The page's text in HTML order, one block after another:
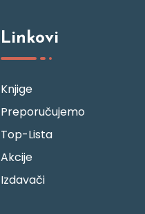
Linkovi
Knjige
Preporučujemo
Top-Lista
Akcije
Izdavači